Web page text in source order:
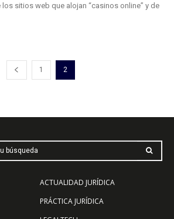
sitios web que alojan “casinos online” y de
1 2
búsqueda
ACTUALIDAD JURÍDICA
PRÁCTICA JURÍDICA